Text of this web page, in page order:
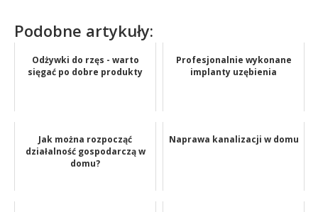
Podobne artykuły:
Odżywki do rzęs - warto
sięgać po dobre produkty
Profesjonalnie wykonane
implanty uzębienia
Jak można rozpocząć
działalność gospodarczą w
domu?
Naprawa kanalizacji w domu